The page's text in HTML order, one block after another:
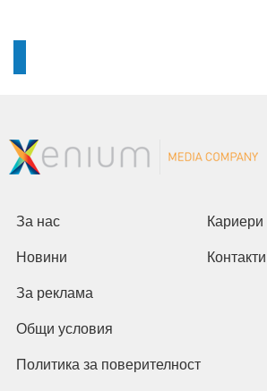
За нас Кариери
Новини Контакти
За реклама
Общи условия
Политика за поверителност